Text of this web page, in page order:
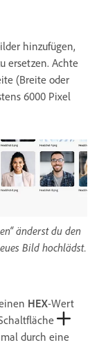
hinzufügen,
ersetzen. Achte
(Breite oder
6000 Pixel
änderst du den
Bild hochlädst.
HEX-Wert
durch eine